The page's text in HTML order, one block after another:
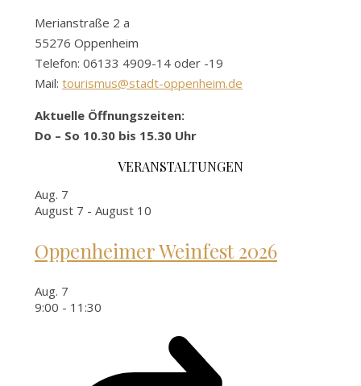
Merianstraße 2 a
55276 Oppenheim
Telefon: 06133 4909-14 oder -19
Mail: tourismus@stadt-oppenheim.de
Aktuelle Öffnungszeiten:
Do – So 10.30 bis 15.30 Uhr
VERANSTALTUNGEN
Aug. 7
August 7 - August 10
Oppenheimer Weinfest 2026
Aug. 7
9:00 - 11:30